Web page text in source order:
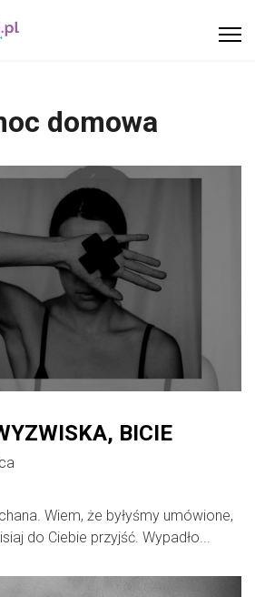
domowa
BICIE
Wiem, że byłyśmy umówione,
do Ciebie przyjść. Wypadło...